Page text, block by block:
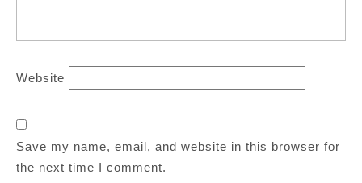
Website
Save my name, email, and website in this browser for
the next time I comment.